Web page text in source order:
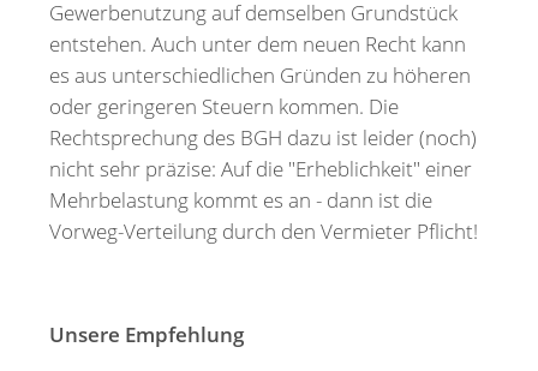
Gewerbenutzung auf demselben Grundstück
entstehen. Auch unter dem neuen Recht kann
es aus unterschiedlichen Gründen zu höheren
oder geringeren Steuern kommen. Die
Rechtsprechung des BGH dazu ist leider (noch)
nicht sehr präzise: Auf die "Erheblichkeit" einer
Mehrbelastung kommt es an - dann ist die
Vorweg-Verteilung durch den Vermieter Pflicht!
Unsere Empfehlung